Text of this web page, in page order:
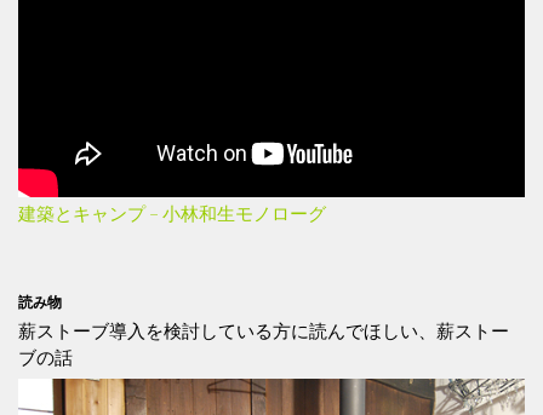
建築とキャンプ – 小林和生モノローグ
読み物
薪ストーブ導入を検討している方に読んでほしい、薪ストー
ブの話